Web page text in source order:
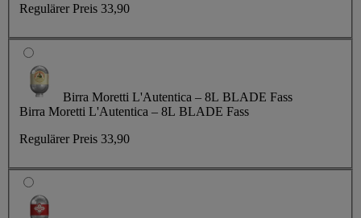
Regulärer Preis 33,90
Birra Moretti L'Autentica – 8L BLADE Fass
Birra Moretti L'Autentica – 8L BLADE Fass
Regulärer Preis 33,90